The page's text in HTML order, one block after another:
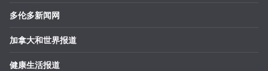
多伦多新闻网
加拿大和世界报道
健康生活报道